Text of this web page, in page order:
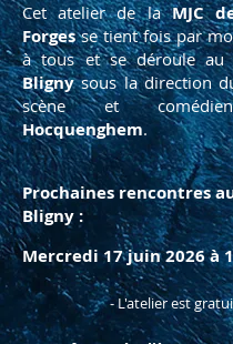
Cet atelier de laMJC
Forgesse tient fois par
à tous et se déroule
Blignysous la direction
scène et
Hocquenghem.
Prochaines rencontres
Bligny :​
Mercredi 17 juin 2026 à
- L'atelier est